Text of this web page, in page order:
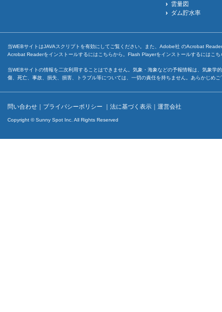
雲量図
ダム貯水率
当WEBサイトはJAVAスクリプトを有効にしてご覧ください。また、Adobe社 のAcrobat
Acrobat Readerをインストールするには こちらから。Flash Playerをインストールするには こち
当WEBサイトの情報を二次利用することはできません。気象・海象などの予報情報は、気象
傷、死亡、事故、損失、損害、トラブル等については、一切の責任を持ちません。あらかじめ
問い合わせ ｜ プライバシーポリシー ｜ 法に基づく表示 ｜ 運営会社
Copyright © Sunny Spot Inc. All Rights Reserved